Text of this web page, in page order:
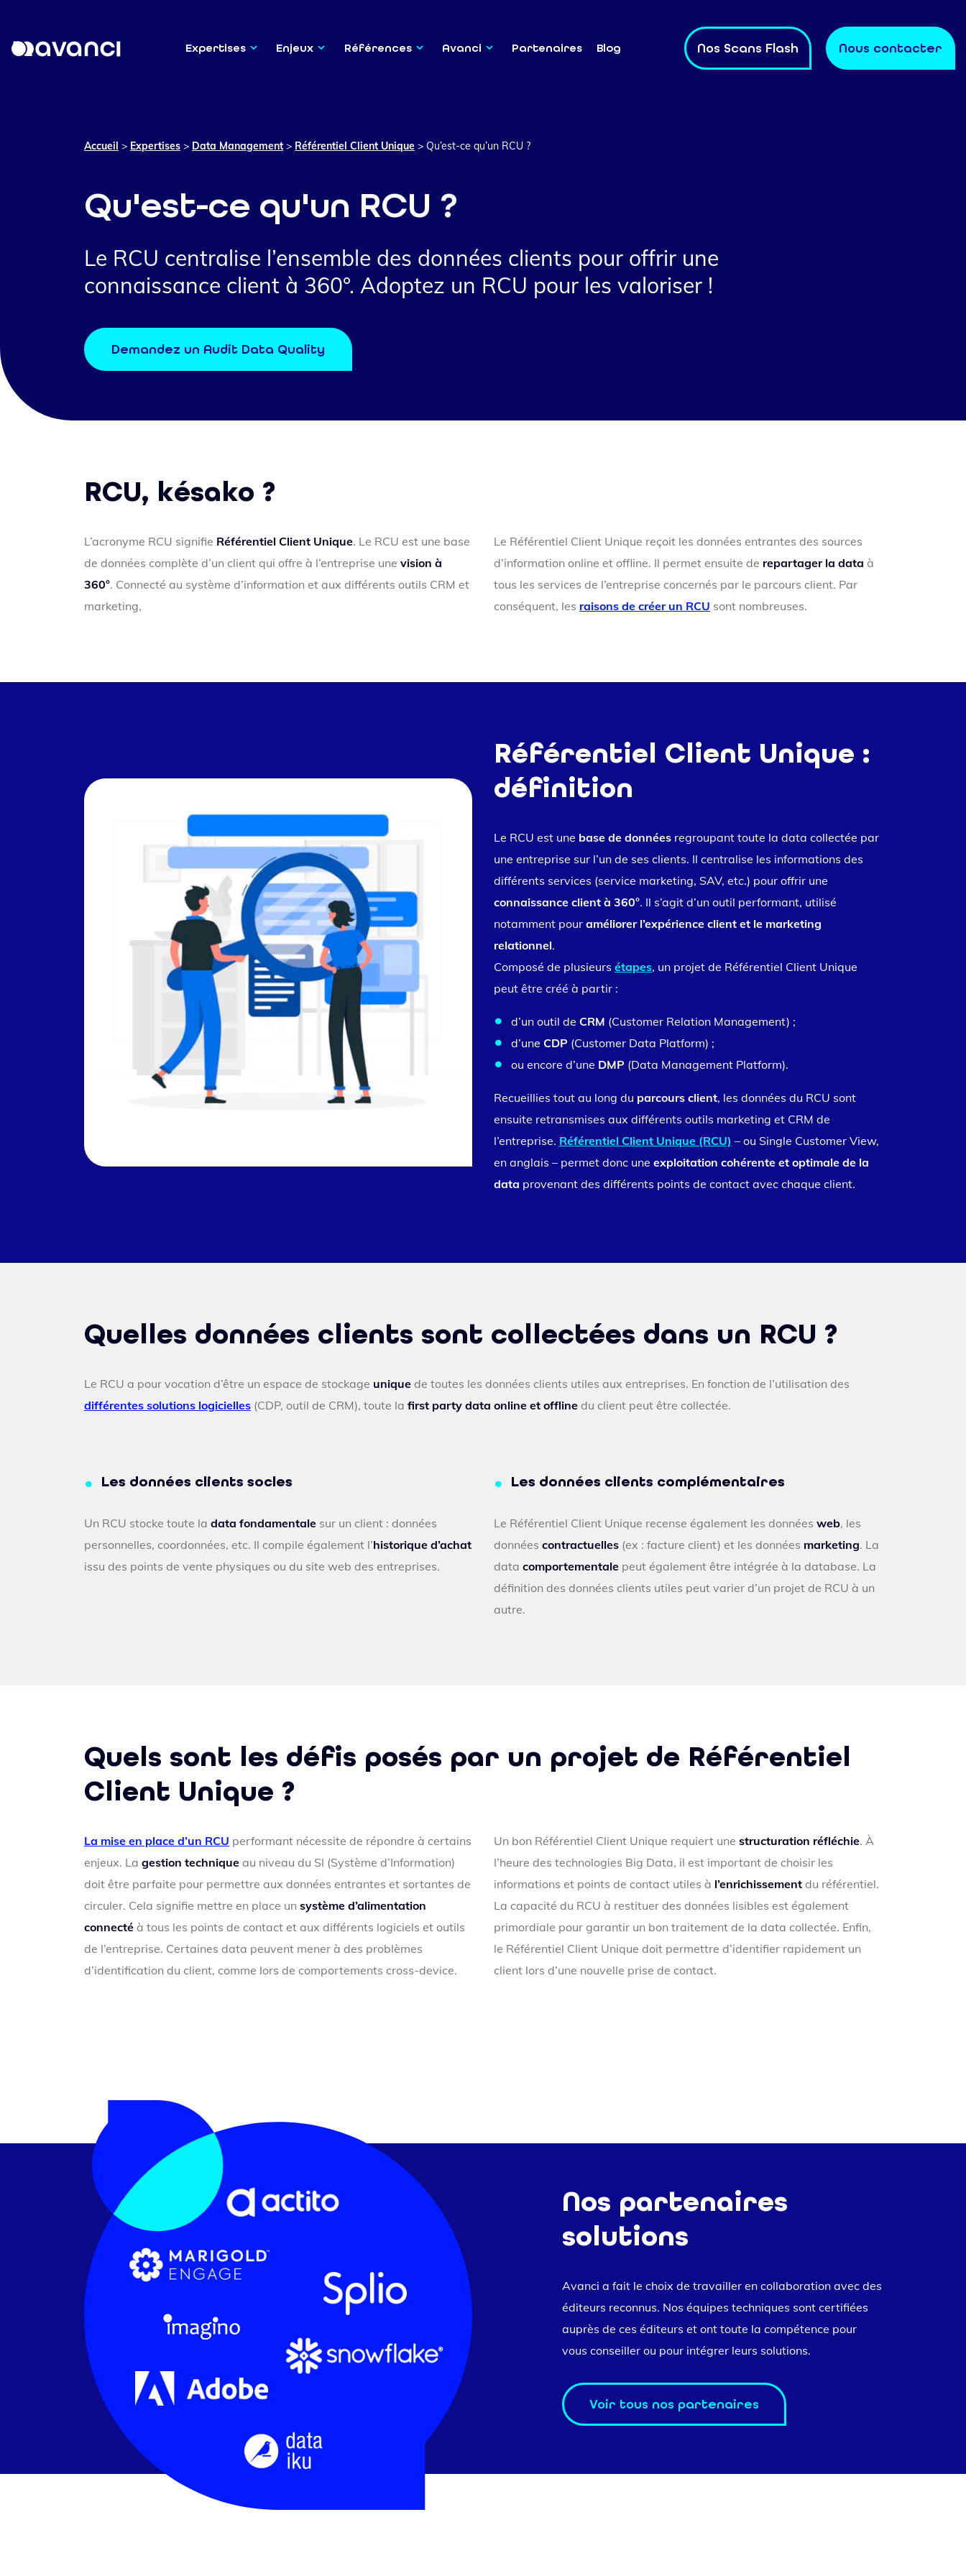
Expertises Enjeux Références Avanci Partenaires Blog Nos Scans Flash Nous contacter
Accueil > Expertises > Data Management > Référentiel Client Unique > Qu’est-ce qu’un RCU ?
Qu'est-ce qu'un RCU ?
Le RCU centralise l’ensemble des données clients pour offrir une
connaissance client à 360°. Adoptez un RCU pour les valoriser !
Demandez un Audit Data Quality
RCU, késako ?
L’acronyme RCU signifie Référentiel Client Unique. Le RCU est une base
de données complète d’un client qui offre à l’entreprise une vision à
360°. Connecté au système d’information et aux différents outils CRM et
marketing,
Le Référentiel Client Unique reçoit les données entrantes des sources
d’information online et offline. Il permet ensuite de repartager la data à
tous les services de l’entreprise concernés par le parcours client. Par
conséquent, les raisons de créer un RCU sont nombreuses.
Référentiel Client Unique :
définition
Le RCU est une base de données regroupant toute la data collectée par
une entreprise sur l’un de ses clients. Il centralise les informations des
différents services (service marketing, SAV, etc.) pour offrir une
connaissance client à 360°. Il s’agit d’un outil performant, utilisé
notamment pour améliorer l’expérience client et le marketing
relationnel.
Composé de plusieurs étapes, un projet de Référentiel Client Unique
peut être créé à partir :
d’un outil de CRM (Customer Relation Management) ;
d’une CDP (Customer Data Platform) ;
ou encore d’une DMP (Data Management Platform).
Recueillies tout au long du parcours client, les données du RCU sont
ensuite retransmises aux différents outils marketing et CRM de
l’entreprise. Référentiel Client Unique (RCU) – ou Single Customer View,
en anglais – permet donc une exploitation cohérente et optimale de la
data provenant des différents points de contact avec chaque client.
Quelles données clients sont collectées dans un RCU ?
Le RCU a pour vocation d’être un espace de stockage unique de toutes les données clients utiles aux entreprises. En fonction de l’utilisation des
différentes solutions logicielles (CDP, outil de CRM), toute la first party data online et offline du client peut être collectée.
Les données clients socles
Un RCU stocke toute la data fondamentale sur un client : données
personnelles, coordonnées, etc. Il compile également l’historique d’achat
issu des points de vente physiques ou du site web des entreprises.
Les données clients complémentaires
Le Référentiel Client Unique recense également les données web, les
données contractuelles (ex : facture client) et les données marketing. La
data comportementale peut également être intégrée à la database. La
définition des données clients utiles peut varier d’un projet de RCU à un
autre.
Quels sont les défis posés par un projet de Référentiel
Client Unique ?
La mise en place d’un RCU performant nécessite de répondre à certains
enjeux. La gestion technique au niveau du SI (Système d’Information)
doit être parfaite pour permettre aux données entrantes et sortantes de
circuler. Cela signifie mettre en place un système d’alimentation
connecté à tous les points de contact et aux différents logiciels et outils
de l’entreprise. Certaines data peuvent mener à des problèmes
d’identification du client, comme lors de comportements cross-device.
Un bon Référentiel Client Unique requiert une structuration réfléchie. À
l’heure des technologies Big Data, il est important de choisir les
informations et points de contact utiles à l’enrichissement du référentiel.
La capacité du RCU à restituer des données lisibles est également
primordiale pour garantir un bon traitement de la data collectée. Enfin,
le Référentiel Client Unique doit permettre d’identifier rapidement un
client lors d’une nouvelle prise de contact.
Nos partenaires
solutions
Avanci a fait le choix de travailler en collaboration avec des
éditeurs reconnus. Nos équipes techniques sont certifiées
auprès de ces éditeurs et ont toute la compétence pour
vous conseiller ou pour intégrer leurs solutions.
Voir tous nos partenaires